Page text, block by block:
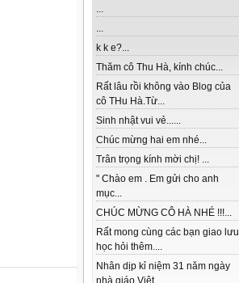
...
...
k k e?...
Thăm cô Thu Hà, kính chúc...
Rất lâu rồi không vào Blog của
cô THu Hà.Từ...
Sinh nhật vui vẻ......
Chúc mừng hai em nhé...
Trân trọng kính mời chị! ...
" Chào em . Em gửi cho anh
mục...
CHÚC MỪNG CÔ HÀ NHÉ !!!...
Rất mong cùng các bạn giao lưu
học hỏi thêm....
Nhân dịp kỉ niệm 31 năm ngày
nhà giáo Việt...